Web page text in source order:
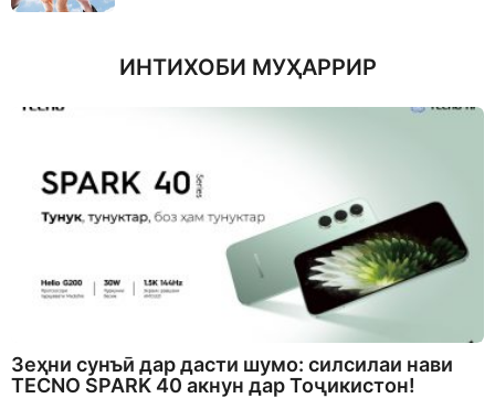
ИНТИХОБИ МУҲАРРИР
Зеҳни сунъӣ дар дасти шумо: силсилаи нави
TECNO SPARK 40 акнун дар Тоҷикистон!